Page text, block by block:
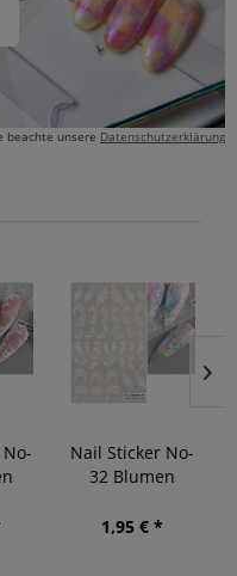
beachte unsere Datenschutzerklärung
Nail Sticker No-
32 Blumen
1,95 € *